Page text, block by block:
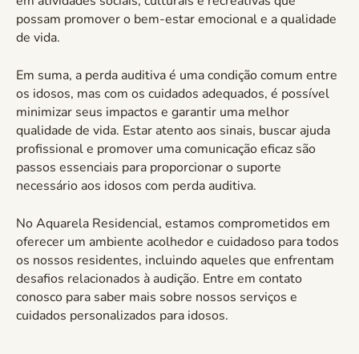
possam promover o bem-estar emocional e a qualidade
de vida.
Em suma, a perda auditiva é uma condição comum entre
os idosos, mas com os cuidados adequados, é possível
minimizar seus impactos e garantir uma melhor
qualidade de vida. Estar atento aos sinais, buscar ajuda
profissional e promover uma comunicação eficaz são
passos essenciais para proporcionar o suporte
necessário aos idosos com perda auditiva.
No Aquarela Residencial, estamos comprometidos em
oferecer um ambiente acolhedor e cuidadoso para todos
os nossos residentes, incluindo aqueles que enfrentam
desafios relacionados à audição. Entre em contato
conosco para saber mais sobre nossos serviços e
cuidados personalizados para idosos.